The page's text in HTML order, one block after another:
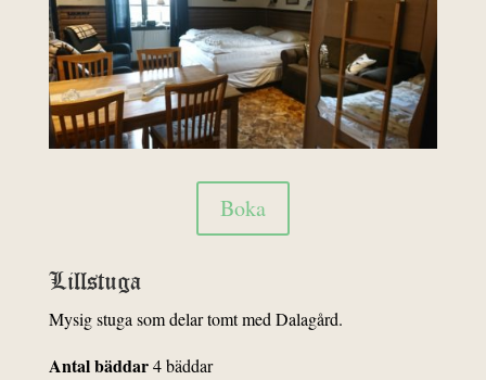
Boka
Lillstuga
Mysig stuga som delar tomt med Dalagård.
Antal bäddar4 bäddar